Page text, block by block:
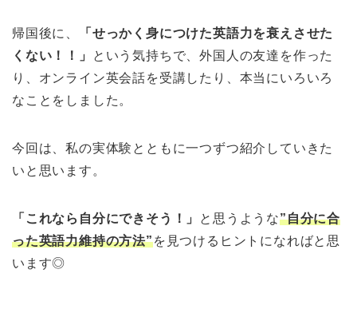
帰国後に、
「せっかく身につけた英語力を衰えさせた
くない！！」
という気持ちで、外国人の友達を作った
り、オンライン英会話を受講したり、本当にいろいろ
なことをしました。
今回は、私の実体験とともに一つずつ紹介していきた
いと思います。
「これなら自分にできそう！」 と思うような”自分に合
った英語力維持の方法”を見つけるヒントになればと思
います◎